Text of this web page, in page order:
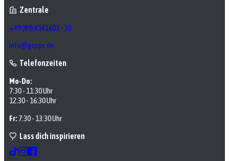
Zentrale
+49 (89) 4141603 - 10
info@gepps.de
Telefonzeiten
Mo-Do:
7:30 - 11:30 Uhr
12:30 - 16:30 Uhr
Fr:7:30 - 13:30 Uhr
Lass dich inspirieren